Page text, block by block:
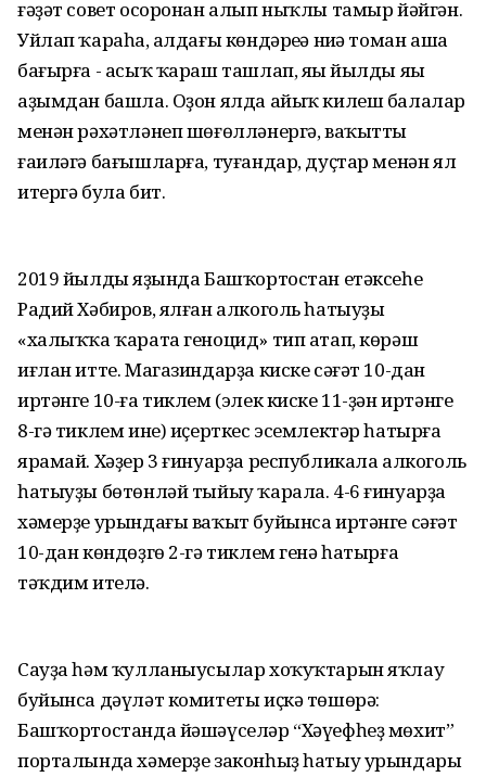
ғәҙәт совет осоронан алып ныҡлы тамыр йәйгән.
Уйлап ҡараһаң, алдағы көндәреңә ниңә томан аша
бағырға - асыҡ ҡараш ташлап, яңы йылды яңы
аҙымдан башла. Оҙон ялда айыҡ килеш балалар
менән рәхәтләнеп шөғөлләнергә, ваҡытты
ғаиләгә бағышларға, туғандар, дуҫтар менән ял
итергә була бит.
2019 йылдың яҙында Башҡортостан етәксеһе
Радий Хәбиров, ялған алкоголь һатыуҙы
«халыҡҡа ҡарата геноцид» тип атап, көрәш
иғлан итте. Магазиндарҙа киске сәғәт 10-дан
иртәнге 10-ға тиклем (элек киске 11-ҙән иртәнге
8-гә тиклем ине) иҫерткес эсемлектәр һатырға
ярамай. Хәҙер 3 ғинуарҙа республикала алкоголь
һатыуҙы бөтөнләй тыйыу ҡарала. 4-6 ғинуарҙа
хәмерҙе урындағы ваҡыт буйынса иртәнге сәғәт
10-дан көндөҙгө 2-гә тиклем генә һатырға
тәҡдим ителә.
Сауҙа һәм ҡулланыусылар хоҡуҡтарын яҡлау
буйынса дәүләт комитеты иҫкә төшөрә:
Башҡортостанда йәшәүселәр “Хәүефһеҙ мөхит”
порталында хәмерҙе законһыҙ һатыу урындары